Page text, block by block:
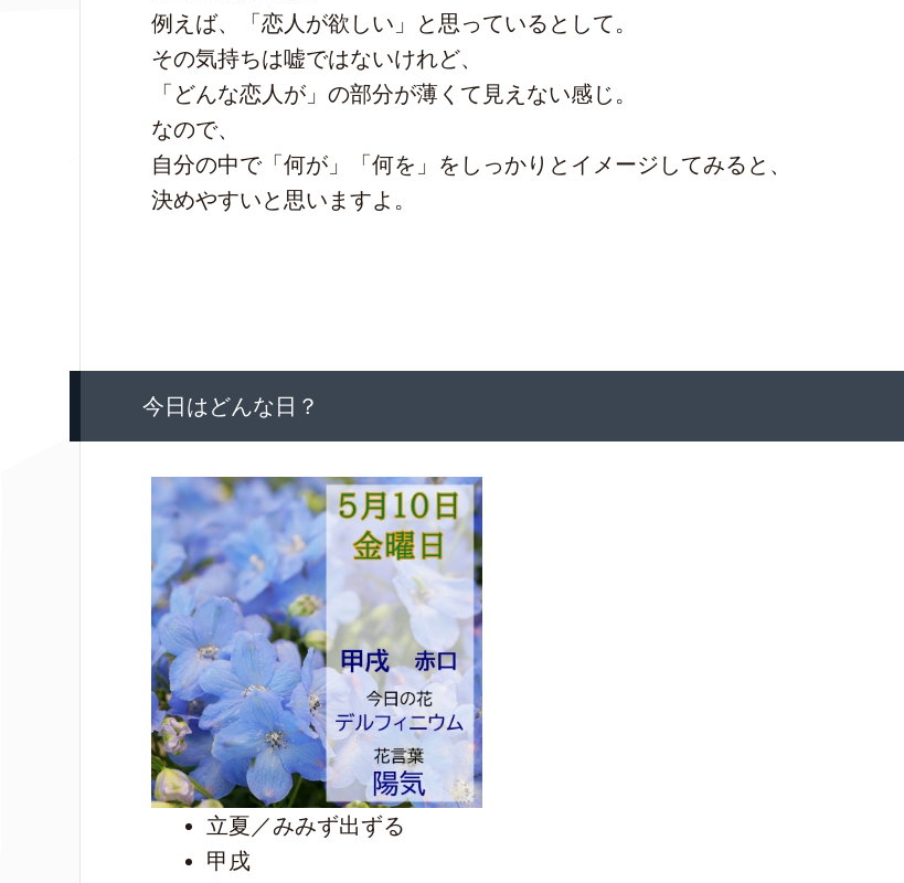
例えば、「恋人が欲しい」と思っているとして。
その気持ちは嘘ではないけれど、
「どんな恋人が」の部分が薄くて見えない感じ。
なので、
自分の中で「何が」「何を」をしっかりとイメージしてみると、
決めやすいと思いますよ。
今日はどんな日？
立夏／みみず出ずる
甲戌